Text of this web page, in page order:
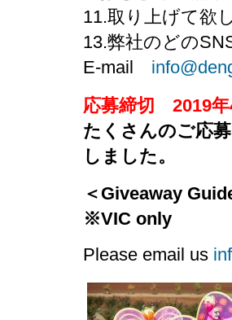
11.取り上げて欲
13.弊社のどの
E-mail
応募締切 2019年
たくさんのご応
しました。
＜Giveaway
※VIC only
Please email us